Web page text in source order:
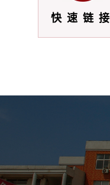
快速链接